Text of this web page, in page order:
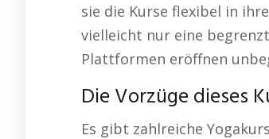
sie die Kurse flexibel in
vielleicht nur eine
Plattformen eröffnen
Die Vorzüge dieses
Es gibt zahlreiche